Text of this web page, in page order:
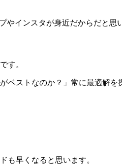
やインスタが身近だからだと思
す。
ベストなのか？」常に最適解を
も早くなると思います。